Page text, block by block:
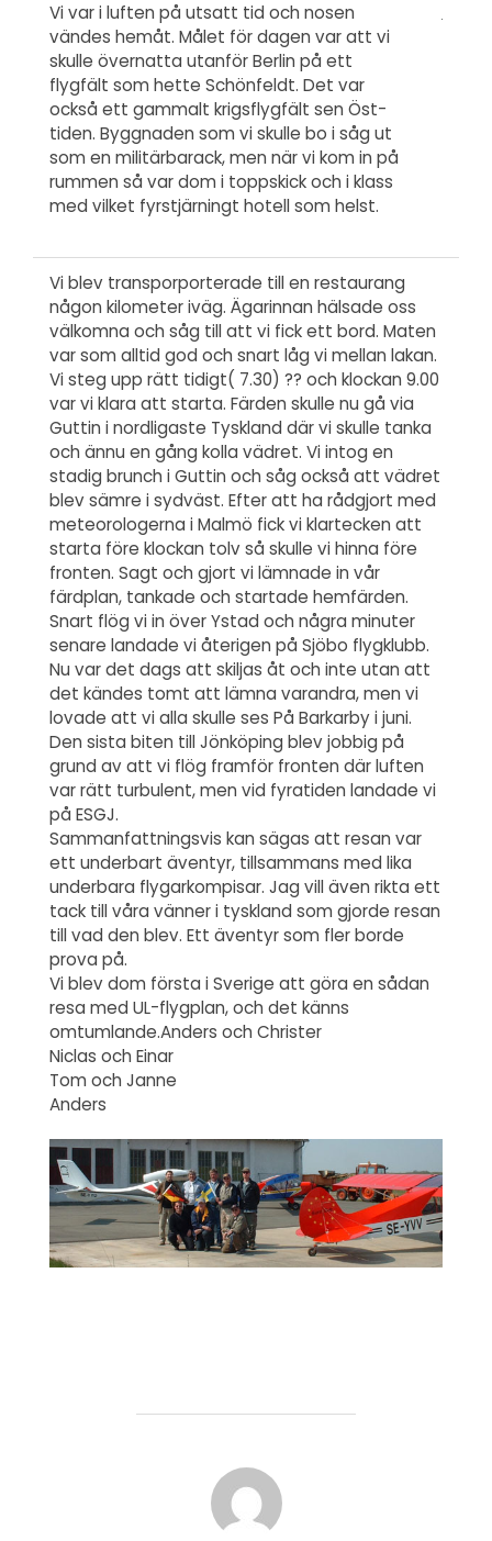
Vi var i luften på utsatt tid och nosen
vändes hemåt. Målet för dagen var att vi
skulle övernatta utanför Berlin på ett
flygfält som hette Schönfeldt. Det var
också ett gammalt krigsflygfält sen Öst-
tiden. Byggnaden som vi skulle bo i såg ut
som en militärbarack, men när vi kom in på
rummen så var dom i toppskick och i klass
med vilket fyrstjärningt hotell som helst.
Vi blev transporporterade till en restaurang
någon kilometer iväg. Ägarinnan hälsade oss
välkomna och såg till att vi fick ett bord. Maten
var som alltid god och snart låg vi mellan lakan.
Vi steg upp rätt tidigt( 7.30) ?? och klockan 9.00
var vi klara att starta. Färden skulle nu gå via
Guttin i nordligaste Tyskland där vi skulle tanka
och ännu en gång kolla vädret. Vi intog en
stadig brunch i Guttin och såg också att vädret
blev sämre i sydväst. Efter att ha rådgjort med
meteorologerna i Malmö fick vi klartecken att
starta före klockan tolv så skulle vi hinna före
fronten. Sagt och gjort vi lämnade in vår
färdplan, tankade och startade hemfärden.
Snart flög vi in över Ystad och några minuter
senare landade vi återigen på Sjöbo flygklubb.
Nu var det dags att skiljas åt och inte utan att
det kändes tomt att lämna varandra, men vi
lovade att vi alla skulle ses På Barkarby i juni.
Den sista biten till Jönköping blev jobbig på
grund av att vi flög framför fronten där luften
var rätt turbulent, men vid fyratiden landade vi
på ESGJ.
Sammanfattningsvis kan sägas att resan var
ett underbart äventyr, tillsammans med lika
underbara flygarkompisar. Jag vill även rikta ett
tack till våra vänner i tyskland som gjorde resan
till vad den blev. Ett äventyr som fler borde
prova på.
Vi blev dom första i Sverige att göra en sådan
resa med UL-flygplan, och det känns
omtumlande.Anders och Christer
Niclas och Einar
Tom och Janne
Anders
INLÄGGSFÖRFATTARE